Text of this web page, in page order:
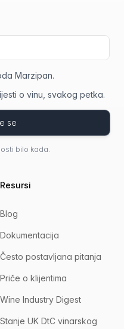
Marzipan.
o vinu, svakog petka.
se
bilo kada.
Resursi
Blog
Dokumentacija
Često postavljana pitanja
Priče o klijentima
Wine Industry Digest
Stanje UK DtC vinarskog